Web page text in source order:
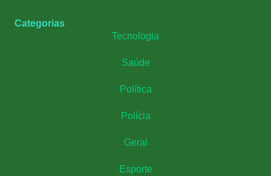
Categorias
Tecnologia
Saúde
Política
Polícia
Geral
Esporte